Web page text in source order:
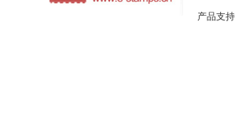
产品支